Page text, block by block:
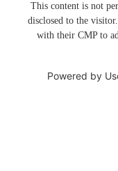
This content is not
disclosed to the
with their CMP to
Powered by